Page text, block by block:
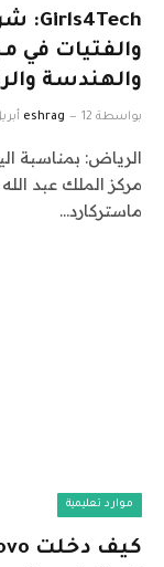
والفتيات في
والهندسة
بواسطة eshrag 12 أبريل، 2023
الرياض: بمناسبة
مركز الملك عبد
ماستركارد…
موارد تعليمية